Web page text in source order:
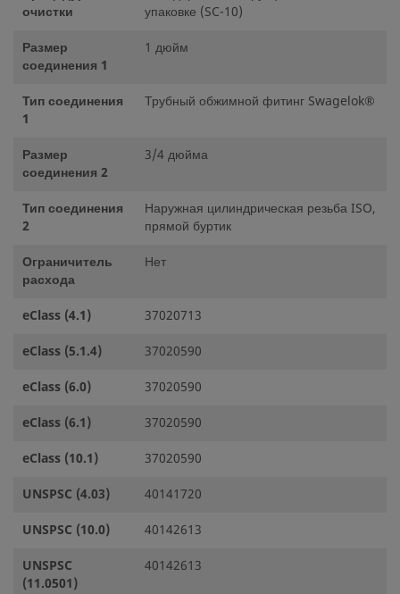
очистки
упаковке (SC-10)
Размер
соединения 1
1 дюйм
Тип соединения
1
Трубный обжимной фитинг Swagelok®
Размер
соединения 2
3/4 дюйма
Тип соединения
2
Наружная цилиндрическая резьба ISO,
прямой буртик
Ограничитель
расхода
Нет
eClass (4.1)
37020713
eClass (5.1.4)
37020590
eClass (6.0)
37020590
eClass (6.1)
37020590
eClass (10.1)
37020590
UNSPSC (4.03)
40141720
UNSPSC (10.0)
40142613
UNSPSC
(11.0501)
40142613